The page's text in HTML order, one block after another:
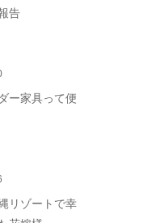
告
ー家具って便
リゾートで幸